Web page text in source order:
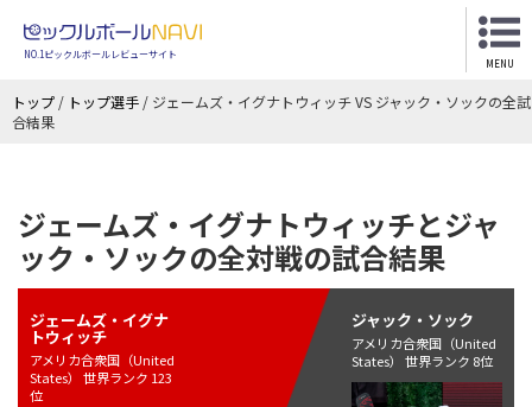
NO.1ピックルボールレビューサイト
MENU
トップ / トップ選手 / ジェームズ・イグナトウィッチ VS ジャック・ソックの全試
合結果
ジェームズ・イグナトウィッチとジャ
ック・ソックの全対戦の試合結果
ジェームズ・イグナ
トウィッチ
アメリカ合衆国（United
States） 世界ランク 123
位
ジャック・ソック
アメリカ合衆国（United
States） 世界ランク 8位